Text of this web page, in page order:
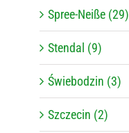
Spree-Neiße (29)
Stendal (9)
Świebodzin (3)
Szczecin (2)